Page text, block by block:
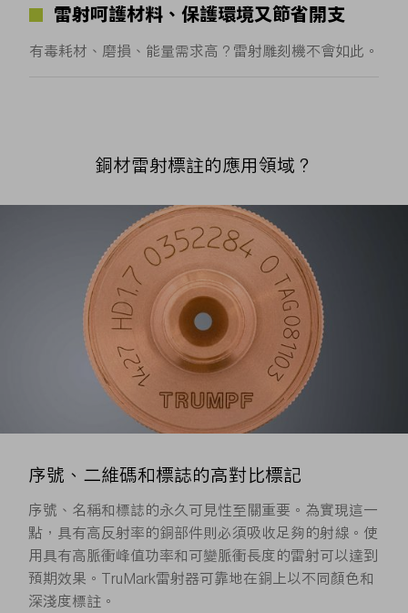
雷射呵護材料、保護環境又節省開支
有毒耗材、磨損、能量需求高？雷射雕刻機不會如此。
銅材雷射標註的應用領域？
序號、二維碼和標誌的高對比標記
序號、名稱和標誌的永久可見性至關重要。為實現這一
點，具有高反射率的銅部件則必須吸收足夠的射線。使
用具有高脈衝峰值功率和可變脈衝長度的雷射可以達到
預期效果。TruMark雷射器可靠地在銅上以不同顏色和
深淺度標註。